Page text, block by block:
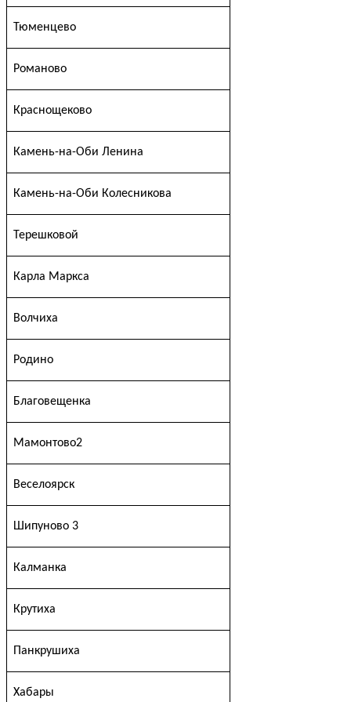
Тюменцево
Романово
Краснощеково
Камень-на-Оби Ленина
Камень-на-Оби Колесникова
Терешковой
Карла Маркса
Волчиха
Родино
Благовещенка
Мамонтово2
Веселоярск
Шипуново 3
Калманка
Крутиха
Панкрушиха
Хабары